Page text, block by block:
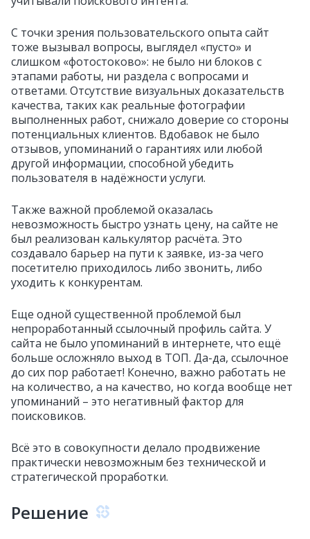
С точки зрения пользовательского опыта сайт
тоже вызывал вопросы, выглядел «пусто» и
слишком «фотостоково»: не было ни блоков с
этапами работы, ни раздела с вопросами и
ответами. Отсутствие визуальных доказательств
качества, таких как реальные фотографии
выполненных работ, снижало доверие со стороны
потенциальных клиентов. Вдобавок не было
отзывов, упоминаний о гарантиях или любой
другой информации, способной убедить
пользователя в надёжности услуги.
Также важной проблемой оказалась
невозможность быстро узнать цену, на сайте не
был реализован калькулятор расчёта. Это
создавало барьер на пути к заявке, из-за чего
посетителю приходилось либо звонить, либо
уходить к конкурентам.
Еще одной существенной проблемой был
непроработанный ссылочный профиль сайта. У
сайта не было упоминаний в интернете, что ещё
больше осложняло выход в ТОП. Да-да, ссылочное
до сих пор работает! Конечно, важно работать не
на количество, а на качество, но когда вообще нет
упоминаний – это негативный фактор для
поисковиков.
Всё это в совокупности делало продвижение
практически невозможным без технической и
стратегической проработки.
Решение